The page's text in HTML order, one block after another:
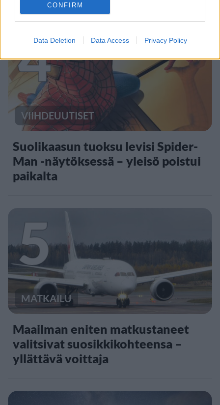
CONFIRM
Data Deletion Data Access Privacy Policy
4
VIIHDEUUTISET
Suolikaasun tuoksu levisi Spider-
Man -näytöksessä – yleisö poistui
paikalta
5
MATKAILU
Maailman eniten matkustaneet
valitsivat suosikkikohteensa –
yllättävä voittaja